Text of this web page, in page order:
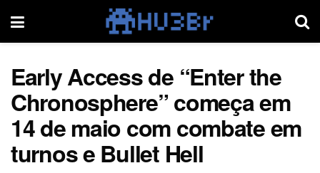
Early Access de “Enter the
Chronosphere” começa em
14 de maio com combate em
turnos e Bullet Hell